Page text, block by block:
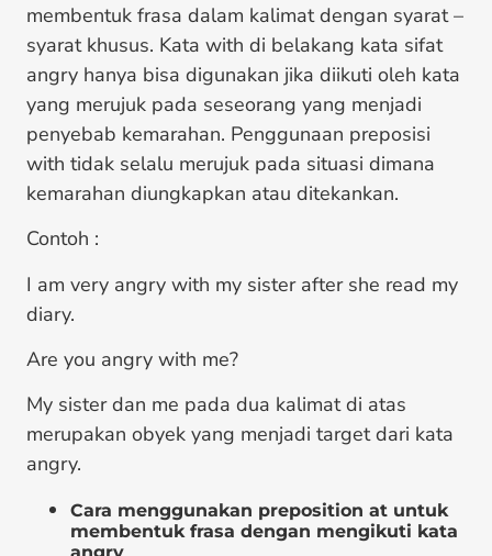
membentuk frasa dalam kalimat dengan syarat –
syarat khusus. Kata with di belakang kata sifat
angry hanya bisa digunakan jika diikuti oleh kata
yang merujuk pada seseorang yang menjadi
penyebab kemarahan. Penggunaan preposisi
with tidak selalu merujuk pada situasi dimana
kemarahan diungkapkan atau ditekankan.
Contoh :
I am very angry with my sister after she read my
diary.
Are you angry with me?
My sister dan me pada dua kalimat di atas
merupakan obyek yang menjadi target dari kata
angry.
Cara menggunakan preposition at untuk
membentuk frasa dengan mengikuti kata
angry